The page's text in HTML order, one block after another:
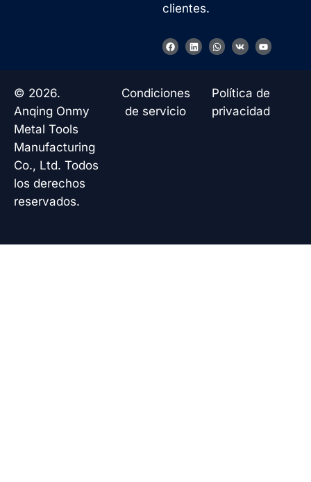
clientes.
F
a
o
L
i
W
h
a
p
V
k
Y
o
b
e
© 2026.
Anqing Onmy
Metal Tools
Manufacturing
Co., Ltd. Todos
los derechos
reservados.
Condiciones
de servicio
Política de
privacidad